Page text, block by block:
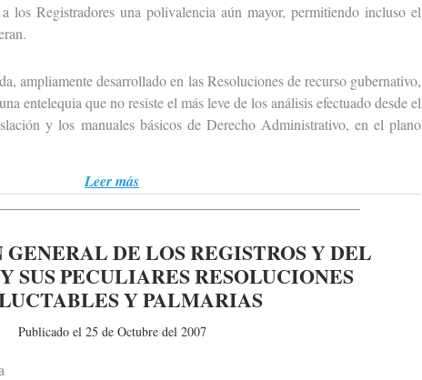
los Registradores una polivalencia aún mayor, permitiendo incluso el
ampliamente desarrollado en las Resoluciones de recurso gubernativo,
entelequia que no resiste el más leve de los análisis efectuado desde el
y los manuales básicos de Derecho Administrativo, en el plano
Leer más
DE LOS REGISTROS Y DEL
SUS PECULIARES RESOLUCIONES
Y PALMARIAS
Publicado el 25 de Octubre del 2007